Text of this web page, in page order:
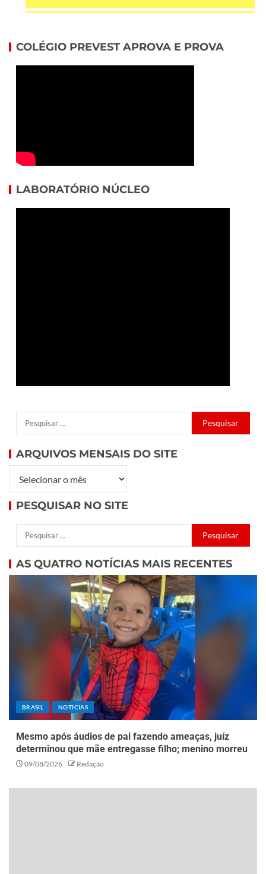
COLÉGIO PREVEST APROVA E PROVA
LABORATÓRIO NÚCLEO
ARQUIVOS MENSAIS DO SITE
PESQUISAR NO SITE
AS QUATRO NOTÍCIAS MAIS RECENTES
BRASIL NOTÍCIAS
Mesmo após áudios de pai fazendo ameaças, juíz
determinou que mãe entregasse filho; menino morreu
09/08/2026 Redação